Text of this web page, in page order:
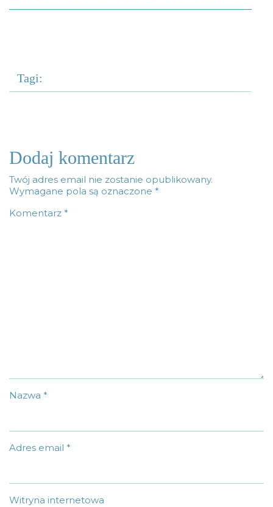
Tagi:
Dodaj komentarz
Twój adres email nie zostanie opublikowany.
Wymagane pola są oznaczone *
Komentarz *
Nazwa *
Adres email *
Witryna internetowa